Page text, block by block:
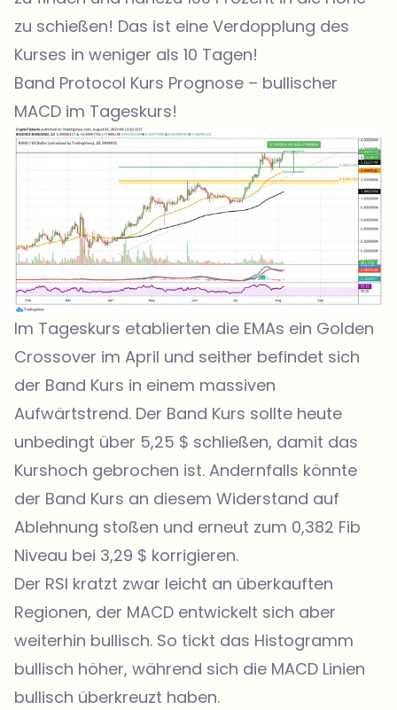
zu schießen! Das ist eine Verdopplung des
Kurses in weniger als 10 Tagen!
Band Protocol Kurs Prognose – bullischer
MACD im Tageskurs!
Im Tageskurs etablierten die EMAs ein Golden
Crossover im April und seither befindet sich
der Band Kurs in einem massiven
Aufwärtstrend. Der Band Kurs sollte heute
unbedingt über 5,25 $ schließen, damit das
Kurshoch gebrochen ist. Andernfalls könnte
der Band Kurs an diesem Widerstand auf
Ablehnung stoßen und erneut zum 0,382 Fib
Niveau bei 3,29 $ korrigieren.
Der RSI kratzt zwar leicht an überkauften
Regionen, der MACD entwickelt sich aber
weiterhin bullisch. So tickt das Histogramm
bullisch höher, während sich die MACD Linien
bullisch überkreuzt haben.